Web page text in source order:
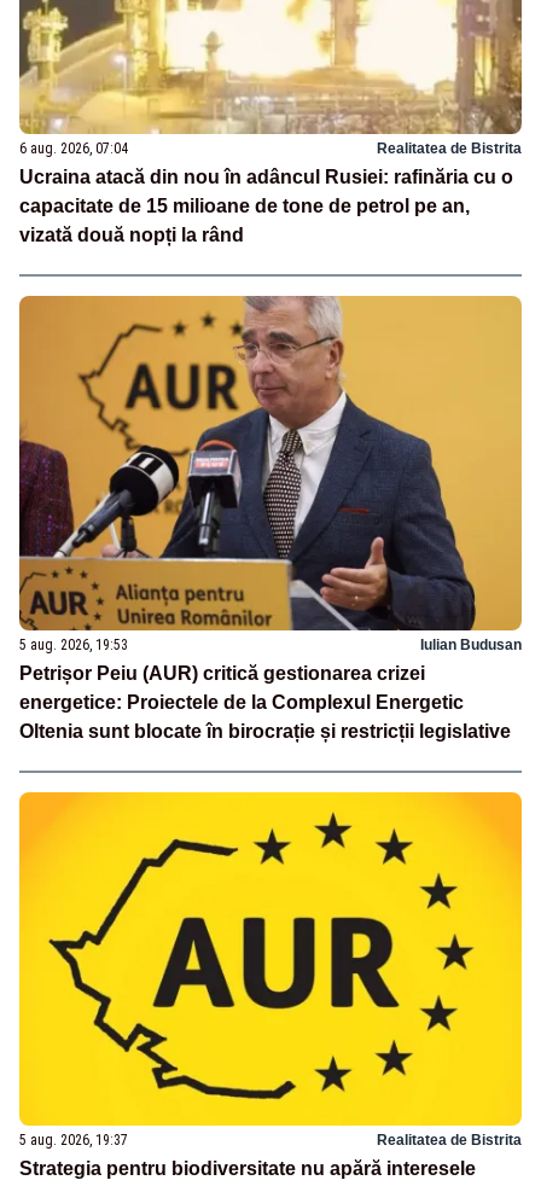
6 aug. 2026, 07:04 Realitatea de Bistrita
Ucraina atacă din nou în adâncul Rusiei: rafinăria cu o
capacitate de 15 milioane de tone de petrol pe an,
vizată două nopți la rând
5 aug. 2026, 19:53 Iulian Budusan
Petrișor Peiu (AUR) critică gestionarea crizei
energetice: Proiectele de la Complexul Energetic
Oltenia sunt blocate în birocrație și restricții legislative
5 aug. 2026, 19:37 Realitatea de Bistrita
Strategia pentru biodiversitate nu apără interesele